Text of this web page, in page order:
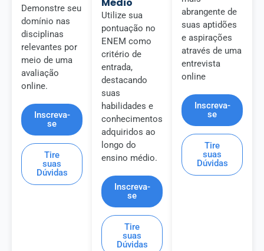
Inscreva-
se
Tire
suas
Dúvidas
Demonstre seu
domínio nas
disciplinas
relevantes por
meio de uma
avaliação
online.
Inscreva-
se
Tire
suas
Dúvidas
Utilize sua
pontuação no
ENEM como
critério de
entrada,
destacando
suas
habilidades e
conhecimentos
adquiridos ao
longo do
ensino médio.
Inscreva-
se
Tire
suas
Dúvidas
abrangente de
suas aptidões
e aspirações
através de uma
entrevista
online